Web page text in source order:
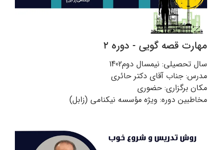
مهارت قصه گویی - دوره ۲
سال تحصیلی: نیمسال دوم1402
مدرس: جناب آقای دکتر حائری
مکان برگزاری: حضوری
مخاطبین دوره: ویژه مؤسسه نیکنامی (زابل)